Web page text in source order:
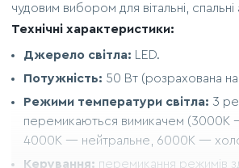
чудовим вибором для вітальні,
Технічні характеристики:
Джерело світла: LED.
Потужність: 50 Вт (розрахована
Режими температури світла: 3
перемикаються вимикачем (3000К
4000К — нейтральне, 6000К —
Керування: перемикання режимів